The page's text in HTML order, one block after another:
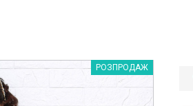
РОЗПРОДАЖ